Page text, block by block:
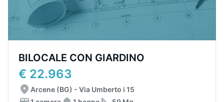
BILOCALE CON GIARDINO
€ 22.963
Arcene (BG) - Via Umberto i 15